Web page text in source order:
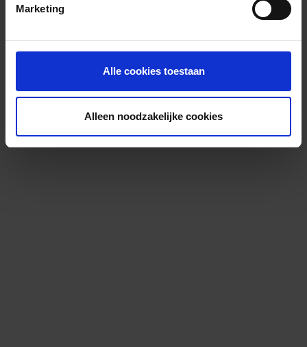
Marketing
Alle cookies toestaan
Alleen noodzakelijke cookies